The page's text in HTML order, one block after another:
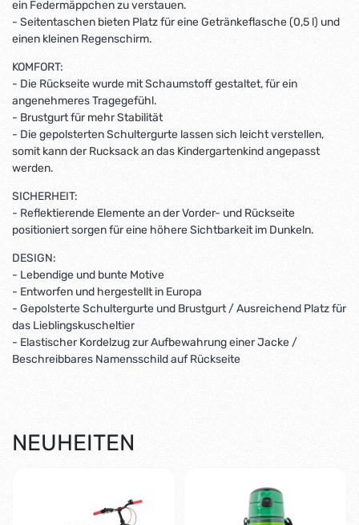
ein Federmäppchen zu verstauen.
- Seitentaschen bieten Platz für eine Getränkeflasche (0,5 l) und
einen kleinen Regenschirm.
KOMFORT:
- Die Rückseite wurde mit Schaumstoff gestaltet, für ein
angenehmeres Tragegefühl.
- Brustgurt für mehr Stabilität
- Die gepolsterten Schultergurte lassen sich leicht verstellen,
somit kann der Rucksack an das Kindergartenkind angepasst
werden.
SICHERHEIT:
- Reflektierende Elemente an der Vorder- und Rückseite
positioniert sorgen für eine höhere Sichtbarkeit im Dunkeln.
DESIGN:
- Lebendige und bunte Motive
- Entworfen und hergestellt in Europa
- Gepolsterte Schultergurte und Brustgurt / Ausreichend Platz für
das Lieblingskuscheltier
- Elastischer Kordelzug zur Aufbewahrung einer Jacke /
Beschreibbares Namensschild auf Rückseite
NEUHEITEN